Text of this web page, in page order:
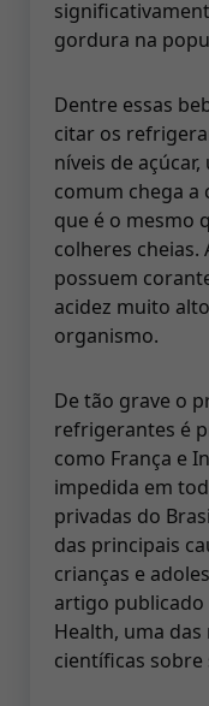
gordura na
Dentre essas
citar os
níveis de
comum chega a
que é o mesmo
colheres cheias.
possuem
acidez muito
organismo.
De tão grave o
refrigerantes é
como França e
impedida em
privadas do
das principais
crianças e
artigo publicado
Health, uma
científicas sobre